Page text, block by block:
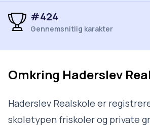
#424
Gennemsnitlig karakter
Omkring Haderslev
Haderslev Realskole er
skoletypen friskoler og private